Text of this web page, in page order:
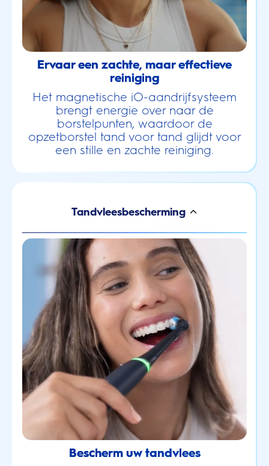
Ervaar een zachte, maar effectieve
reiniging
Het magnetische iO-aandrijfsysteem
brengt energie over naar de
borstelpunten, waardoor de
opzetborstel tand voor tand glijdt voor
een stille en zachte reiniging.
Tandvleesbescherming
Bescherm uw tandvlees